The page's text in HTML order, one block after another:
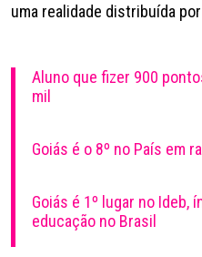
uma realidade distribuída
Aluno que fizer 900
mil
Goiás é o 8º no País em
Goiás é 1º lugar no Ideb,
educação no Brasil